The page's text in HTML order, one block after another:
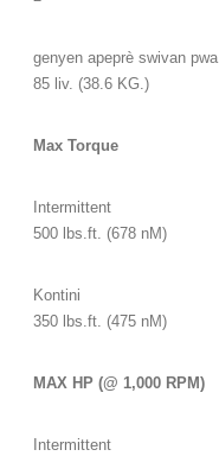
genyen apeprè swivan pwa
85 liv. (38.6 KG.)
Max Torque
Intermittent
500 lbs.ft. (678 nM)
Kontini
350 lbs.ft. (475 nM)
MAX HP (@ 1,000 RPM)
Intermittent